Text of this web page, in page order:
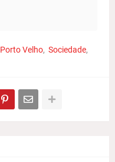
Porto Velho Sociedade